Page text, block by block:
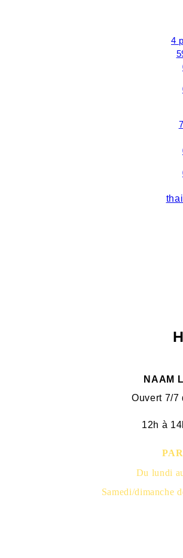
4
NAAM
Ouvert 7/7
12h à
Du lundi
Samedi/dimanche